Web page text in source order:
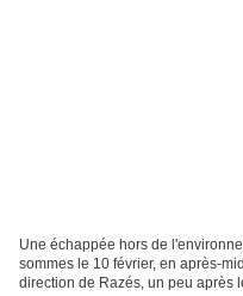
Une échappée hors de
sommes le 10 février, en après-
direction de Razés, un peu après